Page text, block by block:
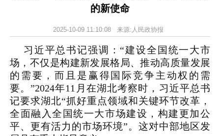
的新使命
2025-10-09 11:10:08 来源:人民政协报
习近平总书记强调：“建设全国统一大市
场，不仅是构建新发展格局、推动高质量发展
的需要，而且是赢得国际竞争主动权的需
要。”2024年11月在湖北考察时，习近平总书
记要求湖北“抓好重点领域和关键环节改革，
全面融入全国统一大市场建设，构建更加公
平、更有活力的市场环境”。这对中部地区发